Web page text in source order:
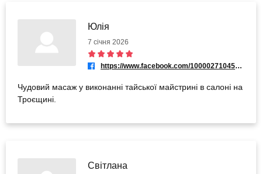
Юлія
7 січня 2026
https://www.facebook.com/100002710450311
Чудовий масаж у виконанні тайської майстрині в салоні на
Троєщині.
Світлана